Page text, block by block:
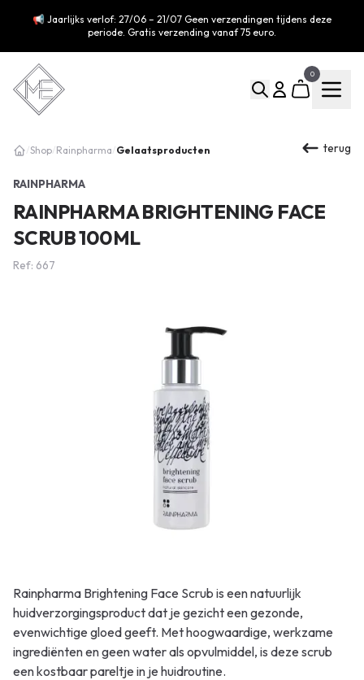
📢 Jaarlijks verlof: 27/06 – 21/07 Geen verzendingen tijdens deze
periode. Gratis verzending vanaf 75 euro.
0
/Shop/ Rainpharma/ Gelaatsproducten terug
RAINPHARMA
RAINPHARMA BRIGHTENING FACE
SCRUB 100ML
Ref: 667
Rainpharma Brightening Face Scrub is een natuurlijk
huidverzorgingsproduct dat je gezicht een gezonde,
evenwichtige gloed geeft. Met hoogwaardige, werkzame
ingrediënten en geen water als opvulmiddel, is deze scrub
een kostbaar pareltje in je huidroutine.